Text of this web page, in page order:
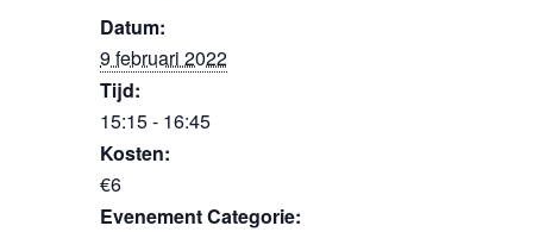
Datum:
9 februari 2022
Tijd:
15:15 - 16:45
Kosten:
€6
Evenement Categorie: